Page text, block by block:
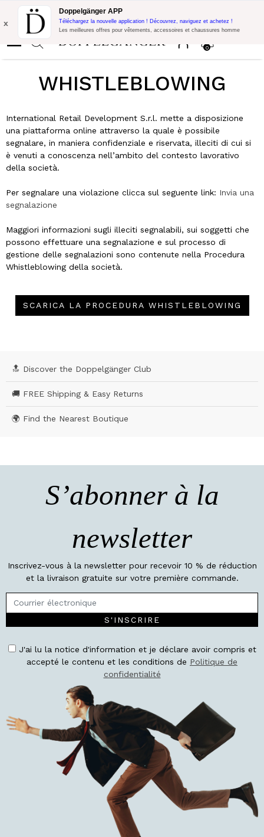
LIVRAISON GRATUITE!10% de réduction supplémentaire sur 300€
d'achat avec le code:
0
x
Doppelgänger APP
Téléchargez la nouvelle application ! Découvrez, naviguez et achetez !
Les meilleures offres pour vêtements, accessoires et chaussures homme
WHISTLEBLOWING
International Retail Development S.r.l. mette a disposizione
una piattaforma online attraverso la quale è possibile
segnalare, in maniera confidenziale e riservata, illeciti di cui si
è venuti a conoscenza nell’ambito del contesto lavorativo
della società.
Per segnalare una violazione clicca sul seguente link: Invia una
segnalazione
Maggiori informazioni sugli illeciti segnalabili, sui soggetti che
possono effettuare una segnalazione e sul processo di
gestione delle segnalazioni sono contenute nella Procedura
Whistleblowing della società.
SCARICA LA PROCEDURA WHISTLEBLOWING
🔝 Discover the Doppelgänger Club
🚚 FREE Shipping & Easy Returns
🌍 Find the Nearest Boutique
S’abonner à la
newsletter
Inscrivez-vous à la newsletter pour recevoir 10 % de réduction
et la livraison gratuite sur votre première commande.
S'INSCRIRE
J'ai lu la notice d'information et je déclare avoir compris et
accepté le contenu et les conditions de Politique de
confidentialité